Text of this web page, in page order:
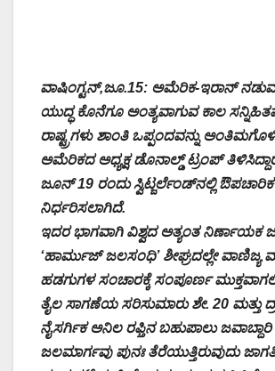
ವಾಷಿಂಗ್ಟನ್,ಜೂ.15: ಅಮೆರಿಕ-ಇರಾನ್
ಯುದ್ಧ ಕೊನೆಗೂ ಅಂತ್ಯವಾಗುವ ಕಾಲ
ರಾಷ್ಟ್ರಗಳು ಶಾಂತಿ ಒಪ್ಪಂದವನ್ನು
ಅಮೆರಿಕದ ಅಧ್ಯಕ್ಷ ಡೊನಾಲ್ಡ್ ಟ್ರಂಪ್
ಜೂನ್ 19 ರಂದು ಸ್ವಿಟ್ಜರ್ಲೆಂಡ್‌ನಲ್ಲಿ
ನಿರ್ಧರಿಸಲಾಗಿದೆ.
ಇದರ ಭಾಗವಾಗಿ ವಿಶ್ವದ ಅತ್ಯಂತ ನಿರ್ಣಾಯಕ
‘ಹಾರ್ಮುಜ್ ಜಲಸಂಧಿ’ ಶೀಘ್ರದಲ್ಲೇ ವಾಣಿಜ್ಯ
ಹಡಗುಗಳ ಸಂಚಾರಕ್ಕೆ ಸಂಪೂರ್ಣ
ತೈಲ ಸಾಗಣೆಯ ಸರಿಸುಮಾರು ಶೇ. 20 ಮತ್ತು
ನೈಸರ್ಗಿಕ ಅನಿಲ ರಫ್ತಿನ ಬಹುಪಾಲು
ಜಲಮಾರ್ಗವು ಪುನಃ ತೆರೆಯುತ್ತಿರುವುದು